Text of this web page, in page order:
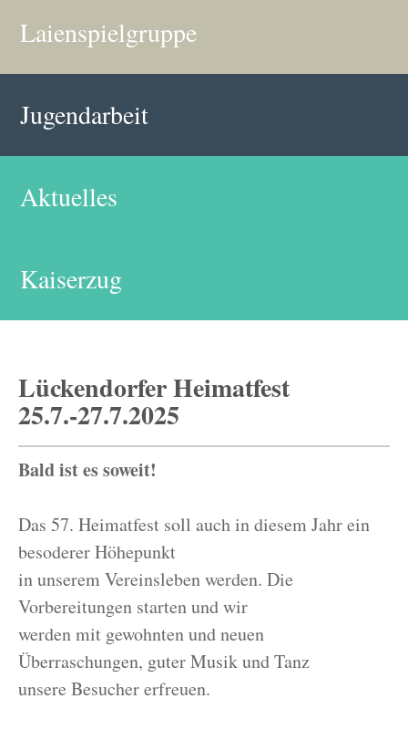
Laienspielgruppe
Jugendarbeit
Aktuelles
Kaiserzug
Lückendorfer Heimatfest
25.7.-27.7.2025
Bald ist es soweit!
Das 57. Heimatfest soll auch in diesem Jahr ein
besoderer Höhepunkt
in unserem Vereinsleben werden. Die
Vorbereitungen starten und wir
werden mit gewohnten und neuen
Überraschungen, guter Musik und Tanz
unsere Besucher erfreuen.